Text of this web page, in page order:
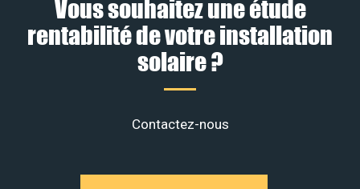
Vous souhaitez une étude
rentabilité de votre installation
solaire ?
Contactez-nous